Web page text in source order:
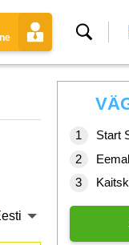
Otsing
Start